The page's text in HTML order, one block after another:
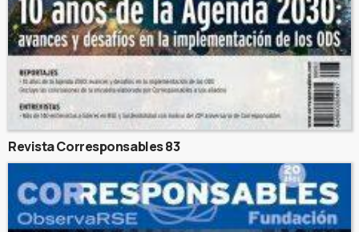
Revista Corresponsables 83